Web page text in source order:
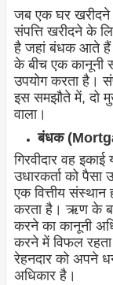
जब एक घर खरीदने
संपत्ति खरीदने के
है जहां बंधक आते
के बीच एक कानूनी
उपयोग करता है।
इस समझौते में, दो
वाला।
बंधक
गिरवीदार वह
उधारकर्ता को पैसा
एक वित्तीय
करता है। ऋण के
करने का कानूनी
करने में विफल
रेहनदार को अपने
अधिकार है।